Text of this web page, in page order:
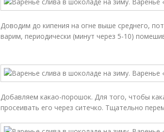
Доводим до кипения на огне выше среднего,
варим, периодически (минут через 5-10)
Добавляем какао-порошок. Для того, чтобы
просеивать его через ситечко. Тщательно